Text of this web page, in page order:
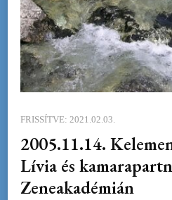
FRISSÍTVE: 2021.02.03.
2005.11.14.
Lívia és
Zeneakadémián